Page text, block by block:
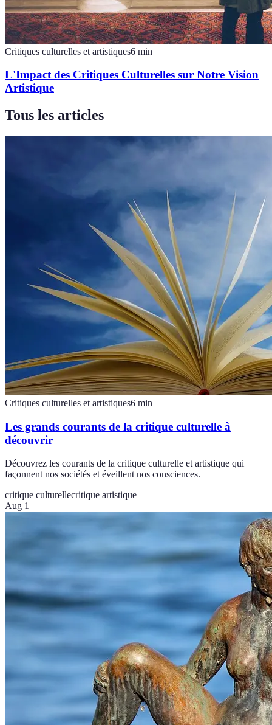
Critiques culturelles et artistiques6 min
L'Impact des Critiques Culturelles sur Notre Vision
Artistique
Tous les articles
Critiques culturelles et artistiques6 min
Les grands courants de la critique culturelle à
découvrir
Découvrez les courants de la critique culturelle et artistique qui
façonnent nos sociétés et éveillent nos consciences.
critique culturellecritique artistique
Aug 1